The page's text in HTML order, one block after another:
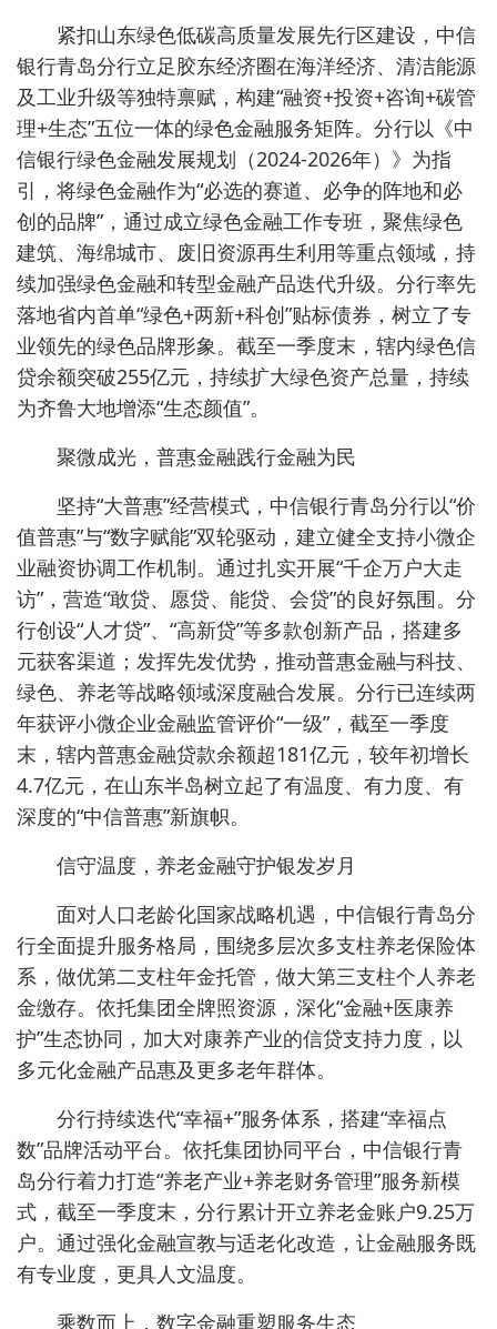
紧扣山东绿色低碳高质量发展先行区建设，中信
银行青岛分行立足胶东经济圈在海洋经济、清洁能源
及工业升级等独特禀赋，构建“融资+投资+咨询+碳管
理+生态”五位一体的绿色金融服务矩阵。分行以《中
信银行绿色金融发展规划（2024-2026年）》为指
引，将绿色金融作为“必选的赛道、必争的阵地和必
创的品牌”，通过成立绿色金融工作专班，聚焦绿色
建筑、海绵城市、废旧资源再生利用等重点领域，持
续加强绿色金融和转型金融产品迭代升级。分行率先
落地省内首单“绿色+两新+科创”贴标债券，树立了专
业领先的绿色品牌形象。截至一季度末，辖内绿色信
贷余额突破255亿元，持续扩大绿色资产总量，持续
为齐鲁大地增添“生态颜值”。
聚微成光，普惠金融践行金融为民
坚持“大普惠”经营模式，中信银行青岛分行以“价
值普惠”与“数字赋能”双轮驱动，建立健全支持小微企
业融资协调工作机制。通过扎实开展“千企万户大走
访”，营造“敢贷、愿贷、能贷、会贷”的良好氛围。分
行创设“人才贷”、“高新贷”等多款创新产品，搭建多
元获客渠道；发挥先发优势，推动普惠金融与科技、
绿色、养老等战略领域深度融合发展。分行已连续两
年获评小微企业金融监管评价“一级”，截至一季度
末，辖内普惠金融贷款余额超181亿元，较年初增长
4.7亿元，在山东半岛树立起了有温度、有力度、有
深度的“中信普惠”新旗帜。
信守温度，养老金融守护银发岁月
面对人口老龄化国家战略机遇，中信银行青岛分
行全面提升服务格局，围绕多层次多支柱养老保险体
系，做优第二支柱年金托管，做大第三支柱个人养老
金缴存。依托集团全牌照资源，深化“金融+医康养
护”生态协同，加大对康养产业的信贷支持力度，以
多元化金融产品惠及更多老年群体。
分行持续迭代“幸福+”服务体系，搭建“幸福点
数”品牌活动平台。依托集团协同平台，中信银行青
岛分行着力打造“养老产业+养老财务管理”服务新模
式，截至一季度末，分行累计开立养老金账户9.25万
户。通过强化金融宣教与适老化改造，让金融服务既
有专业度，更具人文温度。
乘数而上，数字金融重塑服务生态